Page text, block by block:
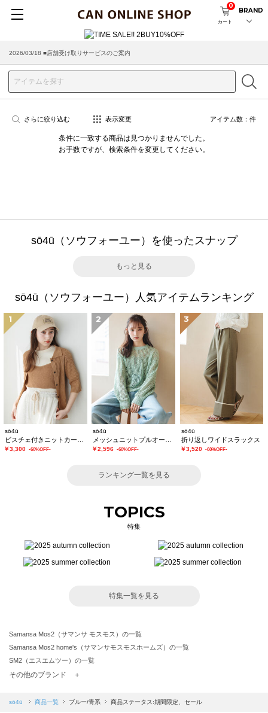
カート
0
BRAND
2026/08/04 ■8/13(木)AM2:00～サイトメンテナンス実施のお知らせ
2026/03/18 ■店舗受け取りサービスのご案内
さらに絞り込む 表示変更 アイテム数： 件
条件に一致する商品は見つかりませんでした。
お手数ですが、検索条件を変更してください。
sō4ū（ソウフォーユー）を使ったスナップ
もっと見る
sō4ū（ソウフォーユー）人気アイテムランキング
1
sō4ū
￥3,300 -60%OFF-
2
sō4ū
￥2,596 -60%OFF-
3
sō4ū
折り返しワイドスラックス
￥3,520 -60%OFF-
ランキング一覧を見る
TOPICS
特集
特集一覧を見る
Samansa Mos2（サマンサ モスモス）の一覧
Samansa Mos2 home's（サマンサモスモスホームズ）の一覧
SM2（エスエムツー）の一覧
TSUHARU by Samansa Mos2（ツハルバイサマンサモスモス）の一覧
Samansa Mos2 blue（サマンサモスモス ブルー）の一覧
その他のブランド ＋
sō4ū 商品一覧 ブルー/青系 商品ステータス:期間限定、セール